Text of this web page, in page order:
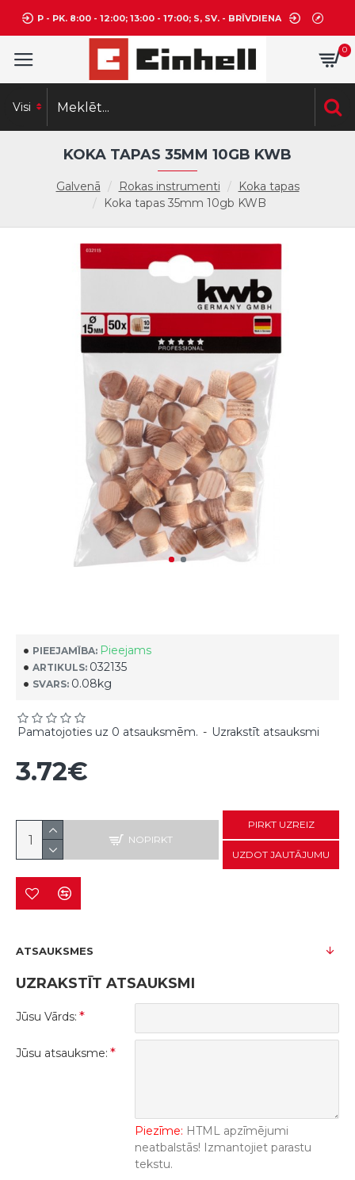
P - PK. 8:00 - 12:00; 13:00 - 17:00; S, SV. - BRĪVDIENA
0
Visi
Galvenā Rokas instrumenti
Koka tapas
Koka tapas 35mm 10gb KWB
KOKA TAPAS 35MM 10GB KWB
PIEEJAMĪBA: Pieejams
ARTIKULS: 032135
SVARS: 0.08kg
Pamatojoties uz 0 atsauksmēm. - Uzrakstīt atsauksmi
3.72€
NOPIRKT
PIRKT UZREIZ
UZDOT JAUTĀJUMU
ATSAUKSMES
UZRAKSTĪT ATSAUKSMI
Jūsu Vārds:
Jūsu atsauksme:
Piezīme: HTML apzīmējumi
neatbalstās! Izmantojiet parastu
tekstu.